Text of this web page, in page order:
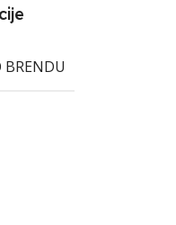
BRENDU